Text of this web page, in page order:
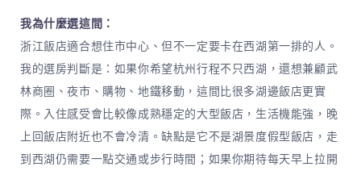
我為什麼選這間：
浙江飯店適合想住市中心、但不一定要卡在西湖第一排的人。
我的選房判斷是：如果你希望杭州行程不只西湖，還想兼顧武
林商圈、夜市、購物、地鐵移動，這間比很多湖邊飯店更實
際。入住感受會比較像成熟穩定的大型飯店，生活機能強，晚
上回飯店附近也不會冷清。缺點是它不是湖景度假型飯店，走
到西湖仍需要一點交通或步行時間；如果你期待每天早上拉開